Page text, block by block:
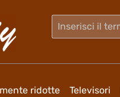
principale
ridotte Televisori